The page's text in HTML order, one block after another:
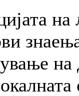
на
на